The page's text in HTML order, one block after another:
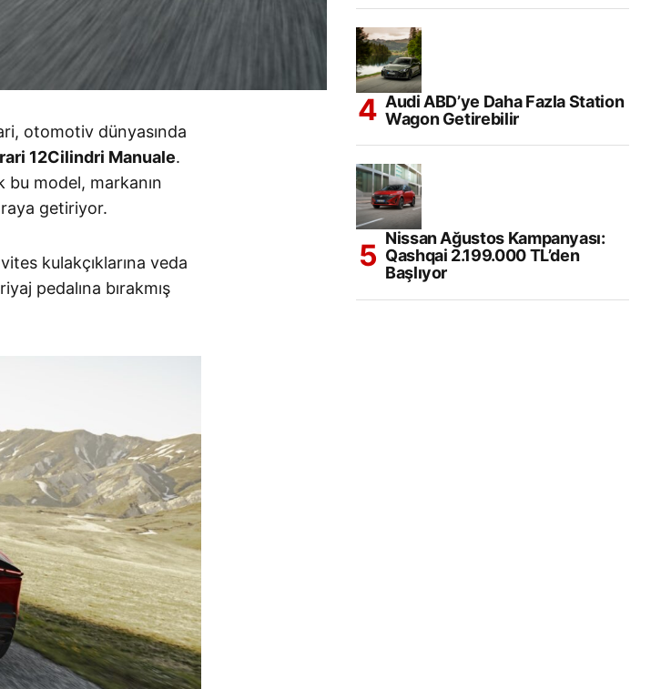
otomotiv dünyasında
12Cilindri Manuale.
model, markanın
getiriyor.
kulakçıklarına veda
pedalına bırakmış
Audi ABD’ye Daha Fazla Station
Wagon Getirebilir
Nissan Ağustos Kampanyası:
Qashqai 2.199.000 TL’den
Başlıyor